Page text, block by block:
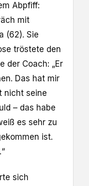
Abpfiff:
mit
(62). Sie
tröstete den
der Coach: „Er
Das hat mir
nicht seine
– das habe
es sehr zu
ist.
sich